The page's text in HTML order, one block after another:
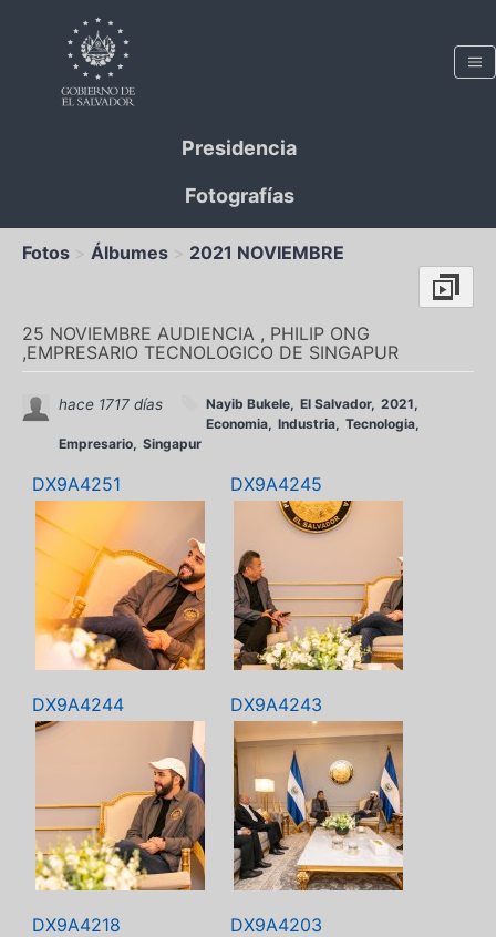
Presidencia
Fotografías
Fotos Álbumes 2021 NOVIEMBRE
25 NOVIEMBRE AUDIENCIA , PHILIP ONG
,EMPRESARIO TECNOLOGICO DE SINGAPUR
hace 1717 días Nayib Bukele El Salvador 2021
Economia Industria Tecnologia
Empresario Singapur
DX9A4251 DX9A4245
DX9A4244 DX9A4243
DX9A4218 DX9A4203